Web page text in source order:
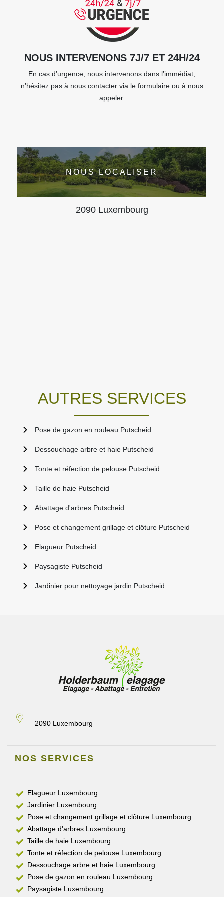
NOUS INTERVENONS 7J/7 ET 24H/24
En cas d’urgence, nous intervenons dans l’immédiat,
n’hésitez pas à nous contacter via le formulaire ou à nous
appeler.
NOUS LOCALISER
2090 Luxembourg
AUTRES SERVICES
Pose de gazon en rouleau Putscheid
Dessouchage arbre et haie Putscheid
Tonte et réfection de pelouse Putscheid
Taille de haie Putscheid
Abattage d'arbres Putscheid
Pose et changement grillage et clôture Putscheid
Elagueur Putscheid
Paysagiste Putscheid
Jardinier pour nettoyage jardin Putscheid
2090 Luxembourg
NOS SERVICES
Elagueur Luxembourg
Jardinier Luxembourg
Pose et changement grillage et clôture Luxembourg
Abattage d'arbres Luxembourg
Taille de haie Luxembourg
Tonte et réfection de pelouse Luxembourg
Dessouchage arbre et haie Luxembourg
Pose de gazon en rouleau Luxembourg
Paysagiste Luxembourg